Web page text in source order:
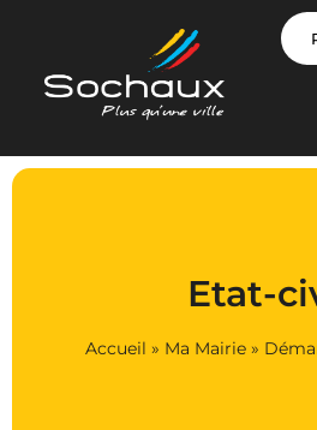
Etat-
Accueil » Ma Mairie»
Panneau de gestion des cookies